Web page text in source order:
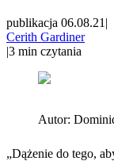
publikacja 06.08.21 |
Cerith Gardiner
|3 min czytania
Autor:
„Dążenie do tego,